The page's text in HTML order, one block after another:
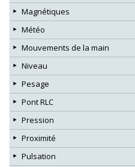
Magnétiques
Météo
Mouvements de la main
Niveau
Pesage
Pont RLC
Pression
Proximité
Pulsation